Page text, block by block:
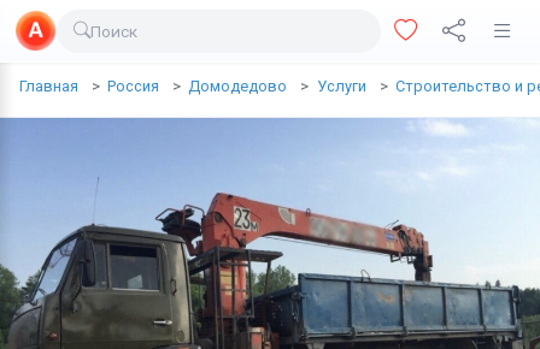
Поиск
Главная Россия Домодедово Услуги Строительство и
Доставка еды
Недвижимость
Услуги
Личные вещи
Одежда и обувь